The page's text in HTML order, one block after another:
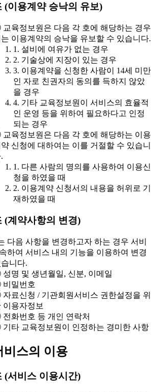
(이용계약 승낙의 유보)
육정보원은 다음 각 호에 해당하는 경우
이용계약의 승낙을 유보할 수 있습니다.
1. 설비에 여유가 없는 경우
2. 기술상에 지장이 있는 경우
3. 이용계약을 신청한 사람이 14세 미만
인 자로 친권자의 동의를 득하지 않았
을 경우
4. 기타 교육정보원이 서비스의 효율적
인 운영 등을 위하여 필요하다고 인정
되는 경우
육정보원은 다음 각 호에 해당하는 이용
신청에 대하여는 이를 거절할 수 있습니
1. 다른 사람의 명의를 사용하여 이용신
청을 하였을 때
2. 이용계약 신청서의 내용을 허위로 기
재하였을 때
(계약사항의 변경)
다음 사항을 변경하고자 하는 경우 서비
하여 서비스 내의 기능을 이용하여 변경
니다.
명 및 생년월일, 신분, 이메일
밀번호
료신청 / 기관회원서비스 권한설정을 위
이용자정보
화번호 등 개인 연락처
타 교육정보원이 인정하는 경미한 사항
비스의 이용
(서비스 이용시간)